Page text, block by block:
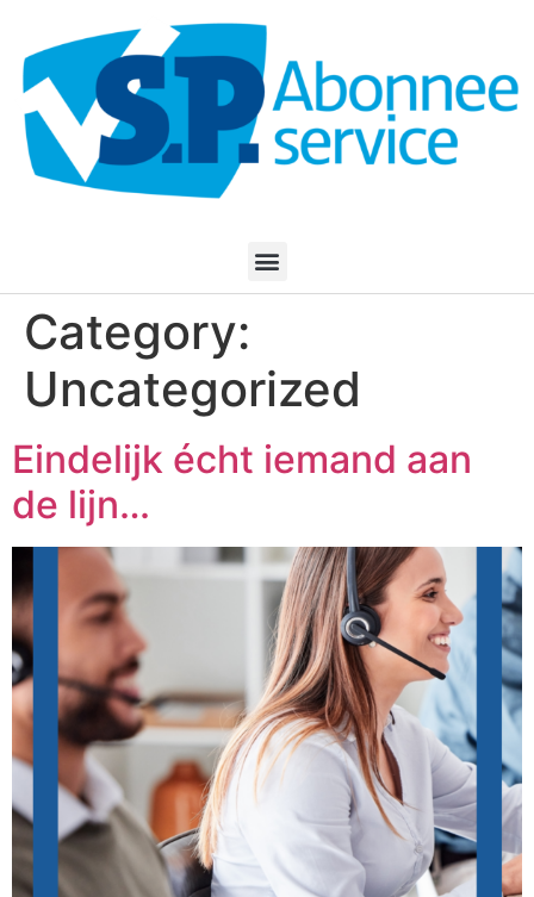
Category:
Uncategorized
Eindelijk écht iemand aan
de lijn…